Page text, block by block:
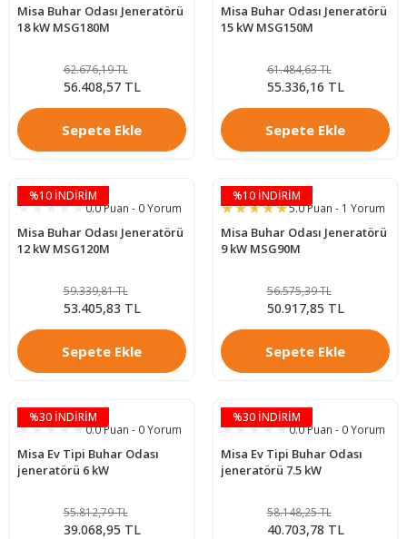
Misa Buhar Odası Jeneratörü
18 kW MSG180M
62.676,19 TL
56.408,57 TL
Sepete Ekle
Misa Buhar Odası Jeneratörü
15 kW MSG150M
61.484,63 TL
55.336,16 TL
Sepete Ekle
%10 İNDİRİM
0.0 Puan - 0 Yorum
Misa Buhar Odası Jeneratörü
12 kW MSG120M
59.339,81 TL
53.405,83 TL
Sepete Ekle
%10 İNDİRİM
5.0 Puan - 1 Yorum
Misa Buhar Odası Jeneratörü
9 kW MSG90M
56.575,39 TL
50.917,85 TL
Sepete Ekle
%30 İNDİRİM
0.0 Puan - 0 Yorum
Misa Ev Tipi Buhar Odası
jeneratörü 6 kW
55.812,79 TL
39.068,95 TL
%30 İNDİRİM
0.0 Puan - 0 Yorum
Misa Ev Tipi Buhar Odası
jeneratörü 7.5 kW
58.148,25 TL
40.703,78 TL